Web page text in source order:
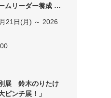
ムリーダー養成
21日(月) ～ 2026
展 鈴木のりたけ
ピンチ展！」